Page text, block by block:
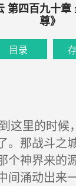
第四百九十
尊》
目录
这里的时候
。那战斗之
个神界来的
间涌动出来